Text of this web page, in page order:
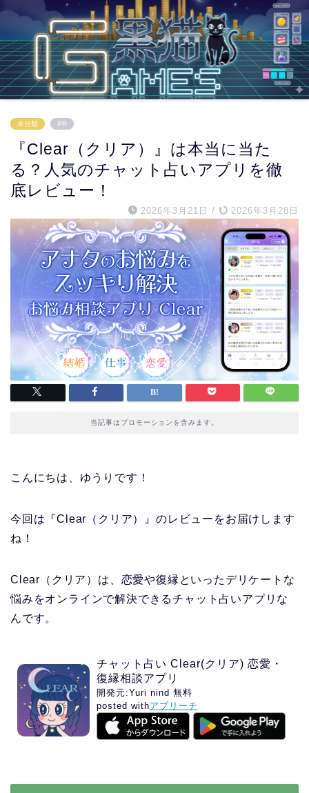
未分類 PR
『Clear（クリア）』は本当に当た
る？人気のチャット占いアプリを徹
底レビュー！
2026年3月21日 / 2026年3月28日
当記事はプロモーションを含みます。
こんにちは、ゆうりです！
今回は『Clear（クリア）』のレビューをお届けします
ね！
Clear（クリア）は、恋愛や復縁といったデリケートな
悩みをオンラインで解決できるチャット占いアプリな
んです。
チャット占い Clear(クリア) 恋愛・
復縁相談アプリ
開発元:Yuri nind 無料
posted withアプリーチ